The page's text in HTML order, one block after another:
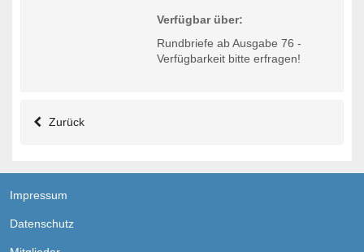
Verfügbar über:
Rundbriefe ab Ausgabe 76 -
Verfügbarkeit bitte erfragen!
Zurück
Impressum
Datenschutz